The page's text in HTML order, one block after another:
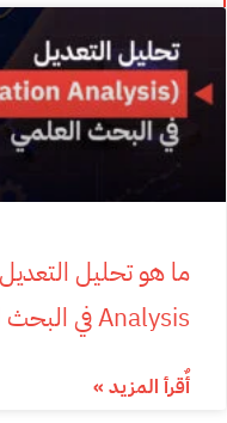
Analysis في البحث العلمي؟
أٌقرأ المزيد »